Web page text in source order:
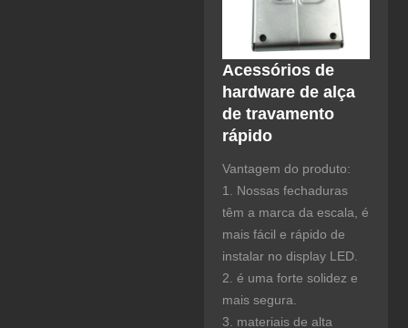
Acessórios de
hardware de alça
de travamento
rápido
Vantagem do produto:
1. Nossas fechaduras
têm a marca da escala, é
mais fácil e rápido de
instalar no display LED.
2. é uma forte solidez e
mais segura.
3. materiais de alta